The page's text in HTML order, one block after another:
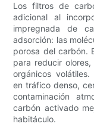
Los filtros de
adicional al
impregnada de
adsorción: las
porosa del carbón.
para reducir
orgánicos
en tráfico denso,
contaminación
carbón activado
habitáculo.